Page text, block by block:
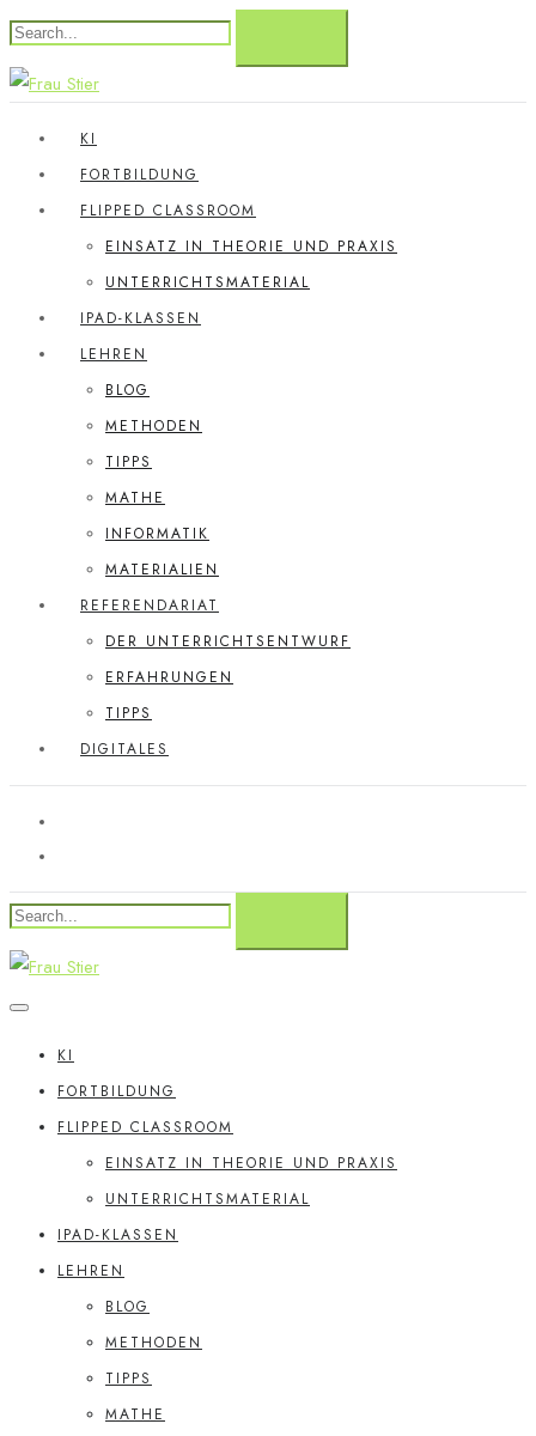
KI
FORTBILDUNG
FLIPPED CLASSROOM
EINSATZ IN THEORIE UND PRAXIS
UNTERRICHTSMATERIAL
IPAD-KLASSEN
LEHREN
BLOG
METHODEN
TIPPS
MATHE
INFORMATIK
MATERIALIEN
REFERENDARIAT
DER UNTERRICHTSENTWURF
ERFAHRUNGEN
TIPPS
DIGITALES
KI
FORTBILDUNG
FLIPPED CLASSROOM
EINSATZ IN THEORIE UND PRAXIS
UNTERRICHTSMATERIAL
IPAD-KLASSEN
LEHREN
BLOG
METHODEN
TIPPS
MATHE